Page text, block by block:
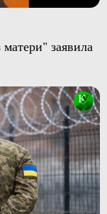
заявила